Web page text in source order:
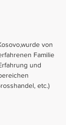
von
Familie
und
etc.)